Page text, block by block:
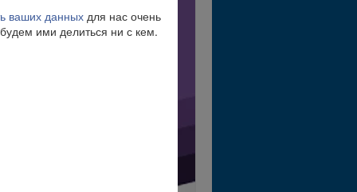
адрес, чтобы
мгновенный доступ
ваших данныхдля нас очень
ими делиться ни с кем.